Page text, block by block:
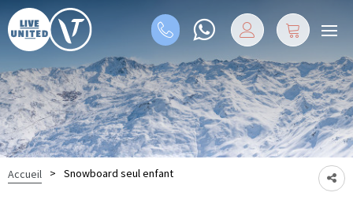
Accueil > Snowboard seul enfant